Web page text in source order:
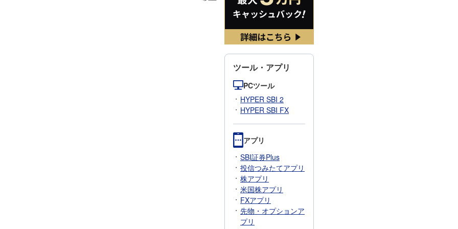
ツール・アプリ
PCツール
HYPER SBI 2
HYPER SBI FX
アプリ
SBI証券Plus
投信つみたてアプリ
株アプリ
米国株アプリ
FXアプリ
先物・オプションア
プリ